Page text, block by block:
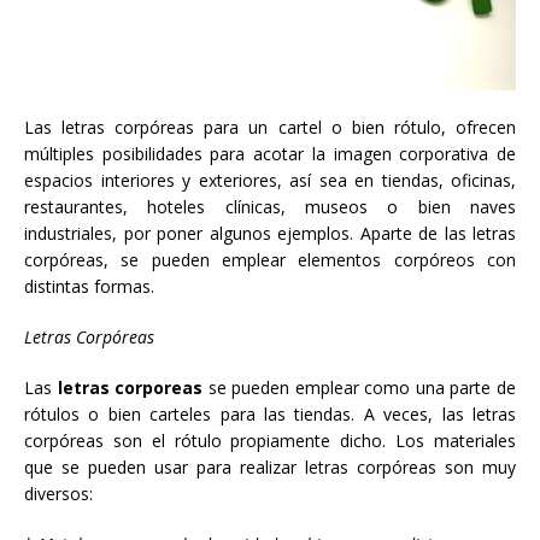
Las letras corpóreas para un cartel o bien rótulo, ofrecen
múltiples posibilidades para acotar la imagen corporativa de
espacios interiores y exteriores, así sea en tiendas, oficinas,
restaurantes, hoteles clínicas, museos o bien naves
industriales, por poner algunos ejemplos. Aparte de las letras
corpóreas, se pueden emplear elementos corpóreos con
distintas formas.
Letras Corpóreas
Las letras corporeas se pueden emplear como una parte de
rótulos o bien carteles para las tiendas. A veces, las letras
corpóreas son el rótulo propiamente dicho. Los materiales
que se pueden usar para realizar letras corpóreas son muy
diversos: